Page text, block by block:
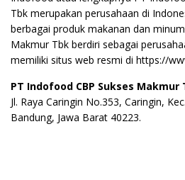
Tbk merupakan perusahaan di
berbagai produk makanan dan
Makmur Tbk berdiri sebagai
memiliki situs web resmi di https://
PT Indofood CBP Sukses Makmur
Jl. Raya Caringin No.353, Caringin,
Bandung, Jawa Barat 40223.